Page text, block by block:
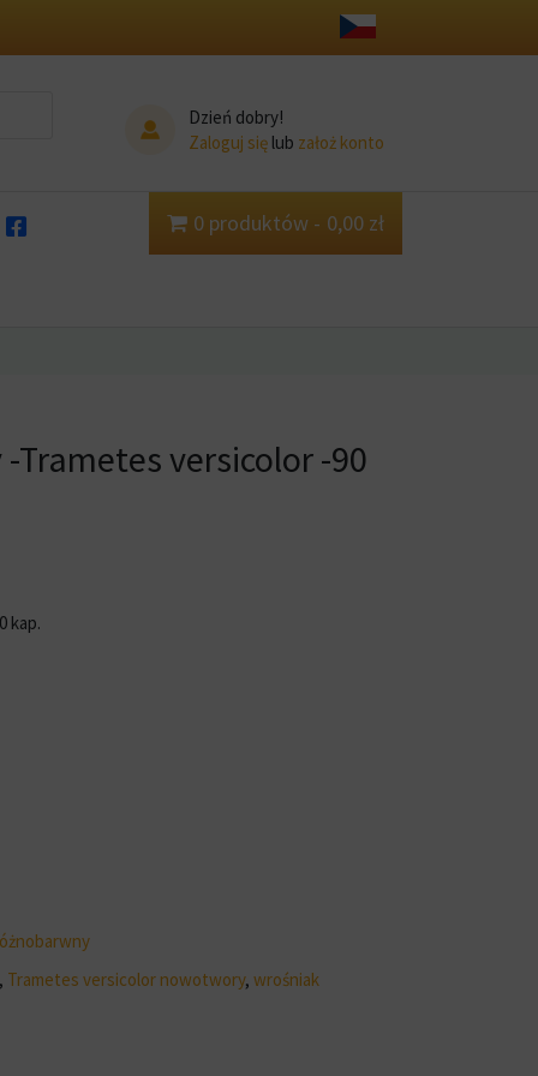
Dzień dobry!
Zaloguj sięlub założ konto
0 produktów 0,00 zł
versicolor -90
kap.
, Trametes versicolor nowotwory,wrośniak